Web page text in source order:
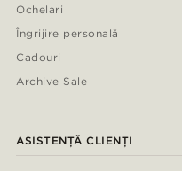
Ochelari
Îngrijire personală
Cadouri
Archive Sale
ASISTENȚĂ CLIENȚI